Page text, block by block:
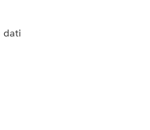
dati